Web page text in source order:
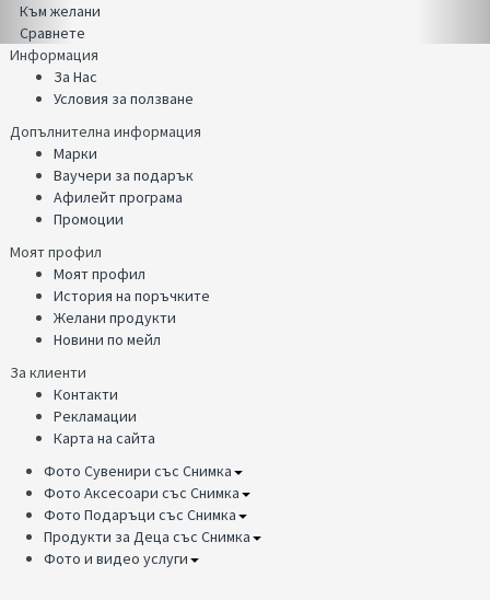
Към желани
Сравнете
Информация
За Нас
Условия за ползване
Допълнителна информация
Марки
Ваучери за подарък
Афилейт програма
Промоции
Моят профил
Моят профил
История на поръчките
Желани продукти
Новини по мейл
За клиенти
Контакти
Рекламации
Карта на сайта
Фото Сувенири със Снимка
Фото Аксесоари със Снимка
Фото Подаръци със Снимка
Продукти за Деца със Снимка
Фото и видео услуги